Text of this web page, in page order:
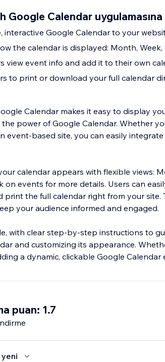
Google Calendar uygulamasına
interactive Google Calendar to your
the calendar is displayed: Month,
view event info and add it to their own
to print or download your full calendar
Calendar makes it easy to display
power of Google Calendar. Whether
event-based site, you can easily
calendar appears with flexible views:
on events for more details. Users can
print the full calendar right from your site.
your audience informed and engaged.
with clear step-by-step instructions to
and customizing its appearance.
a dynamic, clickable Google Calendar
puan: 1.7
yeni